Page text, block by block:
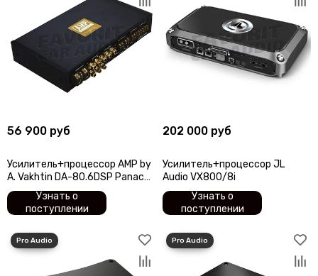
56 900 руб
Усилитель+процессор AMP by
A. Vakhtin DA-80.6DSP Panacea
v6
Узнать о
поступлении
202 000 руб
Усилитель+процессор JL
Audio VX800/8i
Узнать о
поступлении